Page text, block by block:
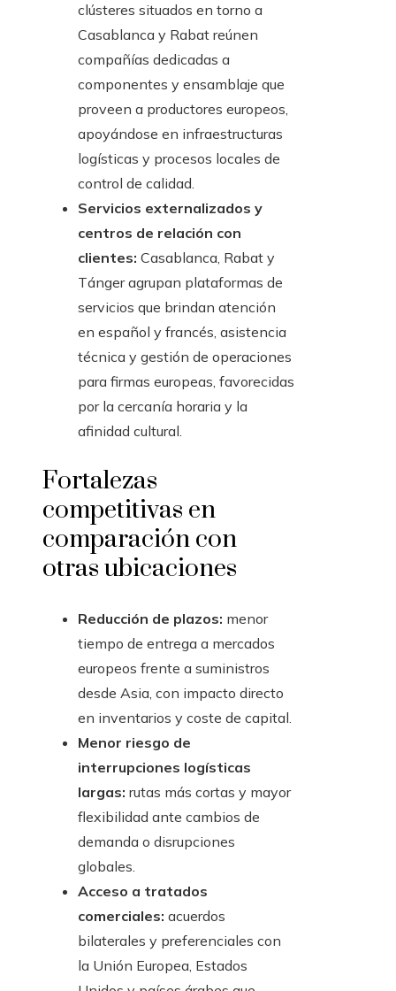
clústeres situados en torno a
Casablanca y Rabat reúnen
compañías dedicadas a
componentes y ensamblaje que
proveen a productores europeos,
apoyándose en infraestructuras
logísticas y procesos locales de
control de calidad.
Servicios externalizados y
centros de relación con
clientes: Casablanca, Rabat y
Tánger agrupan plataformas de
servicios que brindan atención
en español y francés, asistencia
técnica y gestión de operaciones
para firmas europeas, favorecidas
por la cercanía horaria y la
afinidad cultural.
Fortalezas
competitivas en
comparación con
otras ubicaciones
Reducción de plazos: menor
tiempo de entrega a mercados
europeos frente a suministros
desde Asia, con impacto directo
en inventarios y coste de capital.
Menor riesgo de
interrupciones logísticas
largas: rutas más cortas y mayor
flexibilidad ante cambios de
demanda o disrupciones
globales.
Acceso a tratados
comerciales: acuerdos
bilaterales y preferenciales con
la Unión Europea, Estados